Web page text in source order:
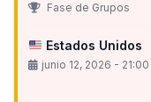
Fase de Grupos
Estados Unidos
junio 12, 2026 - 21:00